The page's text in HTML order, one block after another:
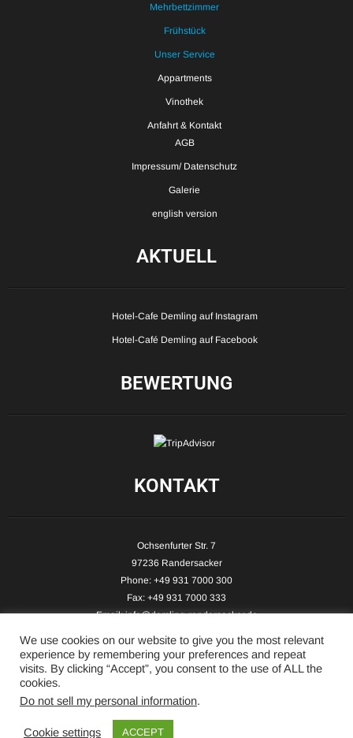
Mehrbettzimmer
Frühstück
Unser Service
Appartments
Vinothek
Anfahrt & Kontakt
AGB
Impressum/ Datenschutz
Galerie
english version
AKTUELL
Hotel-Cafe Demling auf Instagram
Hotel-Café Demling auf Facebook
BEWERTUNG
KONTAKT
Ochsenfurter Str. 7
97236 Randersacker
Phone: +49 931 7000 300
Fax: +49 931 7000 333
Email:info@demling-randersacker.de
Copyright © 2026 Hotel-Café Demling - All Rights Reserved.
We use cookies on our website to give you the most relevant
experience by remembering your preferences and repeat
visits. By clicking “Accept”, you consent to the use of ALL the
cookies.
Do not sell my personal information.
Cookie settings ACCEPT